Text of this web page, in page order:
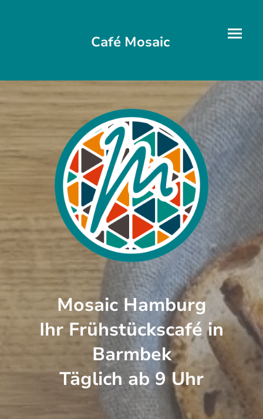
Café Mosaic
Mosaic Hamburg
Ihr Frühstückscafé in
Barmbek
Täglich ab 9 Uhr